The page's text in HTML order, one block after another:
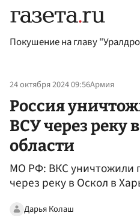
Покушение на главу
24 октября 2024 09:56Армия
Россия
ВСУ через реку
области
МО РФ: ВКС уничтожили
через реку в Оскол в
Дарья Колаш